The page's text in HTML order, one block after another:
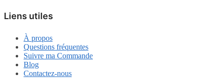
Liens utiles
À propos
Questions fréquentes
Suivre ma Commande
Blog
Contactez-nous